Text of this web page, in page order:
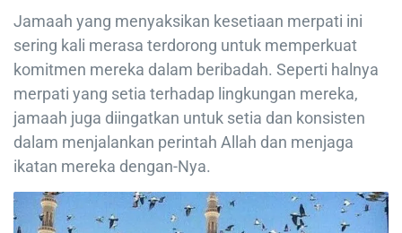
Jamaah yang menyaksikan kesetiaan merpati ini
sering kali merasa terdorong untuk memperkuat
komitmen mereka dalam beribadah. Seperti halnya
merpati yang setia terhadap lingkungan mereka,
jamaah juga diingatkan untuk setia dan konsisten
dalam menjalankan perintah Allah dan menjaga
ikatan mereka dengan-Nya.